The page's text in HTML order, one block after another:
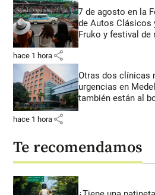
7 de agosto en la
de Autos Clásicos
Fruko y festival de
hace 1 hora share
Otras dos clínicas
urgencias en
también están al
hace 1 hora share
Te recomendamos